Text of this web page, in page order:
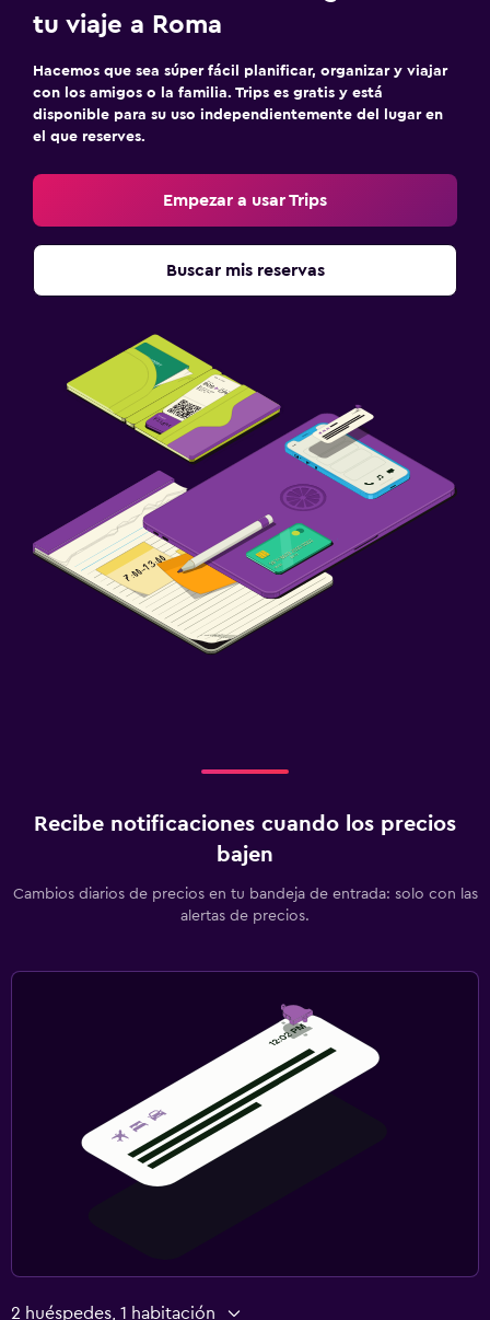
tu viaje a Roma
Hacemos que sea súper fácil planificar, organizar y viajar
con los amigos o la familia. Trips es gratis y está
disponible para su uso independientemente del lugar en
el que reserves.
Empezar a usar Trips
Buscar mis reservas
Recibe notificaciones cuando los precios
bajen
Cambios diarios de precios en tu bandeja de entrada: solo con las
alertas de precios.
2 huéspedes, 1 habitación